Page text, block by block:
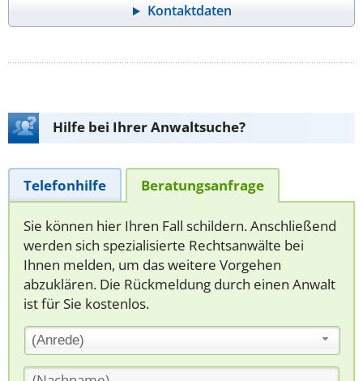
Kontaktdaten
Hilfe bei Ihrer Anwaltsuche?
Telefonhilfe Beratungsanfrage
Sie können hier Ihren Fall schildern. Anschließend
werden sich spezialisierte Rechtsanwälte bei
Ihnen melden, um das weitere Vorgehen
abzuklären. Die Rückmeldung durch einen Anwalt
ist für Sie kostenlos.
(Anrede)